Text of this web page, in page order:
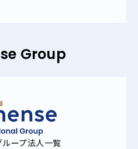
Group
ループ法人一覧